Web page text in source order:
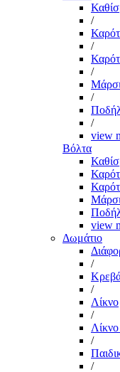
/
/
/
/
/
view
Βόλτα
view
Δωμάτιο
/
/
Λίκνο
/
/
/